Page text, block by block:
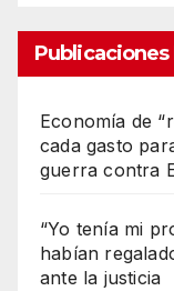
Economía de
cada gasto
guerra contra
“Yo tenía mi
habían
ante la justicia